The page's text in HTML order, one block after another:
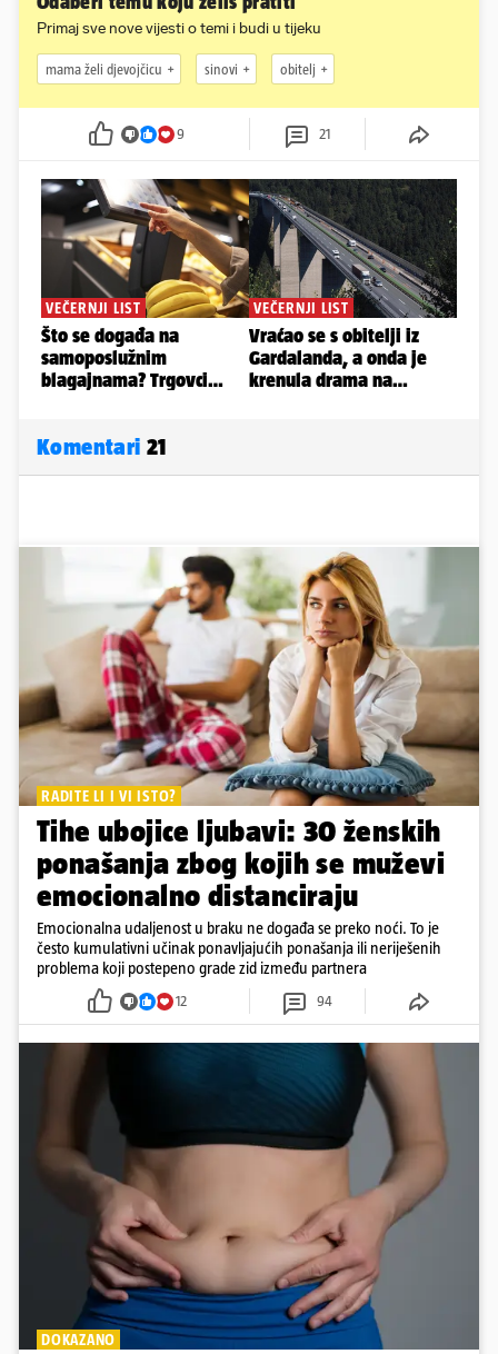
Primaj sve nove vijesti o temi i budi u tijeku
mama želi djevojčicu sinovi obitelj
9 21
Komentari 21
RADITE LI I VI ISTO?
Tihe ubojice ljubavi: 30 ženskih
ponašanja zbog kojih se muževi
emocionalno distanciraju
Emocionalna udaljenost u braku ne događa se preko noći. To je
često kumulativni učinak ponavljajućih ponašanja ili neriješenih
problema koji postepeno grade zid između partnera
12 94
DOKAZANO